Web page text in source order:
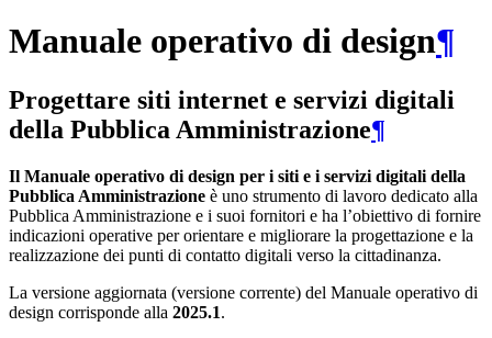
Manuale operativo di design¶
Progettare siti internet e servizi digitali
della Pubblica Amministrazione¶
Il Manuale operativo di design per i siti e i servizi digitali della
Pubblica Amministrazione è uno strumento di lavoro dedicato alla
Pubblica Amministrazione e i suoi fornitori e ha l’obiettivo di fornire
indicazioni operative per orientare e migliorare la progettazione e la
realizzazione dei punti di contatto digitali verso la cittadinanza.
La versione aggiornata (versione corrente) del Manuale operativo di
design corrisponde alla 2025.1.